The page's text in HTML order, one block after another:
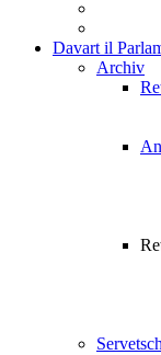
Davart il
Archiv